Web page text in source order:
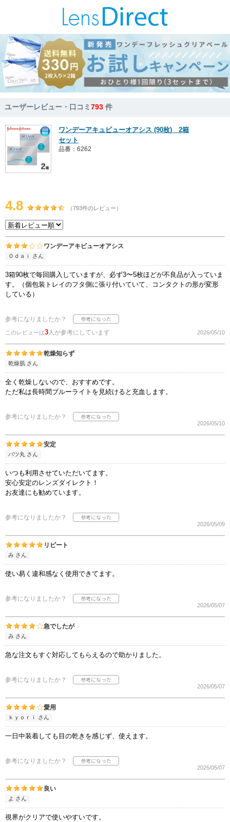
ユーザーレビュー・口コミ793 件
ワンデーアキュビューオアシス (90枚) 2箱
セット
品番：6262
4.8 （793件のレビュー）
ワンデーアキビューオアシス
Ｏｄａｉ さん
3箱90枚で毎回購入していますが、必ず3〜5枚ほどが不良品が入っていま
す。（個包装トレイのフタ側に張り付いていて、コンタクトの形が変形
している）
参考になりましたか？
このレビューは3人が参考にしています 2026/05/10
乾燥知らず
乾燥肌 さん
全く乾燥しないので、おすすめです。
ただ私は長時間ブルーライトを見続けると充血します。
参考になりましたか？
2026/05/10
安定
バツ丸 さん
いつも利用させていただいてます。
安心安定のレンズダイレクト！
お友達にも勧めています。
参考になりましたか？
2026/05/09
リピート
み さん
使い易く違和感なく使用できてます。
参考になりましたか？
2026/05/07
急でしたが
み さん
急な注文もすぐ対応してもらえるので助かりました。
参考になりましたか？
2026/05/07
愛用
ｋｙｏｒｉ さん
一日中装着しても目の乾きを感じず、使えます。
参考になりましたか？
2026/05/07
良い
よ さん
視界がクリアで使いやすいです。